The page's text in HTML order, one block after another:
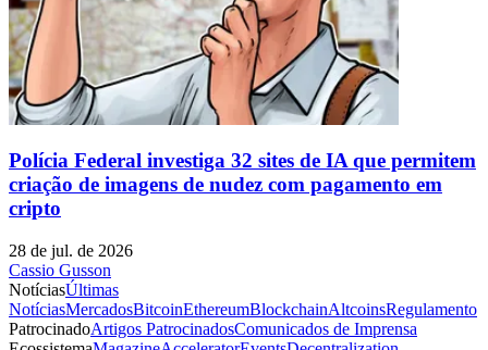
Polícia Federal investiga 32 sites de IA que permitem
criação de imagens de nudez com pagamento em
cripto
28 de jul. de 2026
Cassio Gusson
NotíciasÚltimas
NotíciasMercadosBitcoinEthereumBlockchainAltcoinsRegulamento
PatrocinadoArtigos PatrocinadosComunicados de Imprensa